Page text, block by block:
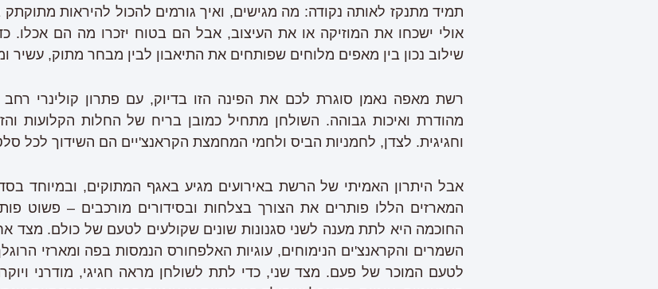
תמיד מתנקז לאותה נקודה: מה מגישים, ואיך גורמים להכול להיראות
אולי ישכחו את המוזיקה או את העיצוב, אבל הם בטוח יזכרו מה הם אכלו.
שילוב נכון בין מאפים מלוחים שפותחים את התיאבון לבין מבחר מתוק, עשיר
רשת מאפה נאמן סוגרת לכם את הפינה הזו בדיוק, עם פתרון קולינרי רחב
מהודרת ואיכות גבוהה. השולחן מתחיל כמובן בריח של החלות הקלועות
וחגיגית. לצדן, לחמניות הביס ולחמי המחמצת הקראנצ'יים הם השידוך לכל
אבל היתרון האמיתי של הרשת באירועים מגיע באגף המתוקים, ובמיוחד
המארזים הללו פותרים את הצורך בצלחות ובסידורים מורכבים – פשוט
החוכמה היא לתת מענה לשני סגנונות שונים שקולעים לטעם של כולם. מצד
השמרים והקראנצ'ים הנימוחים, עוגיות האלפחורס הנמסות בפה ומארזי
לטעם המוכר של פעם. מצד שני, כדי לתת לשולחן מראה חגיגי, מודרני